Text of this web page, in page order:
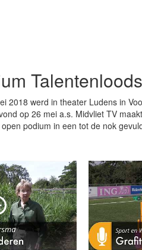
2018 werd in theater Ludens in
op 26 mei a.s. Midvliet TV
podium in een tot de nok